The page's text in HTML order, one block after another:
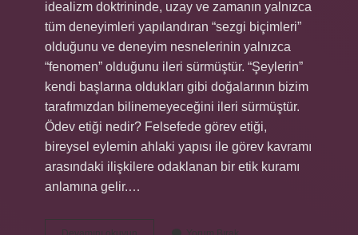
idealizm doktrininde, uzay ve zamanın yalnızca
tüm deneyimleri yapılandıran “sezgi biçimleri”
olduğunu ve deneyim nesnelerinin yalnızca
“fenomen” olduğunu ileri sürmüştür. “Şeylerin”
kendi başlarına oldukları gibi doğalarının bizim
tarafımızdan bilinemeyeceğini ileri sürmüştür.
Ödev etiği nedir? Felsefede görev etiği,
bireysel eylemin ahlaki yapısı ile görev kavramı
arasındaki ilişkilere odaklanan bir etik kuramı
anlamına gelir.…